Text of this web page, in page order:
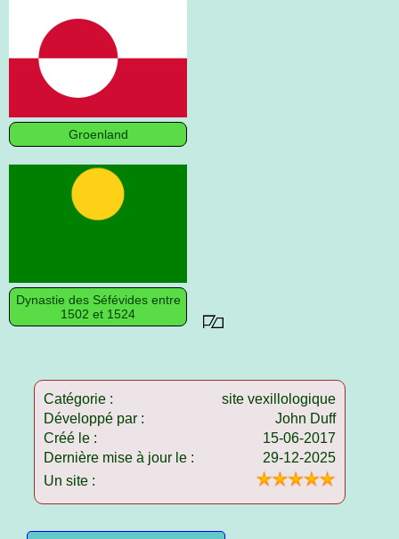
Groenland
Dynastie des Séfévides entre
1502 et 1524
Catégorie :
site vexillologique
Développé par :
John Duff
Créé le :
15-06-2017
Dernière mise à jour le :
29-12-2025
Un site :